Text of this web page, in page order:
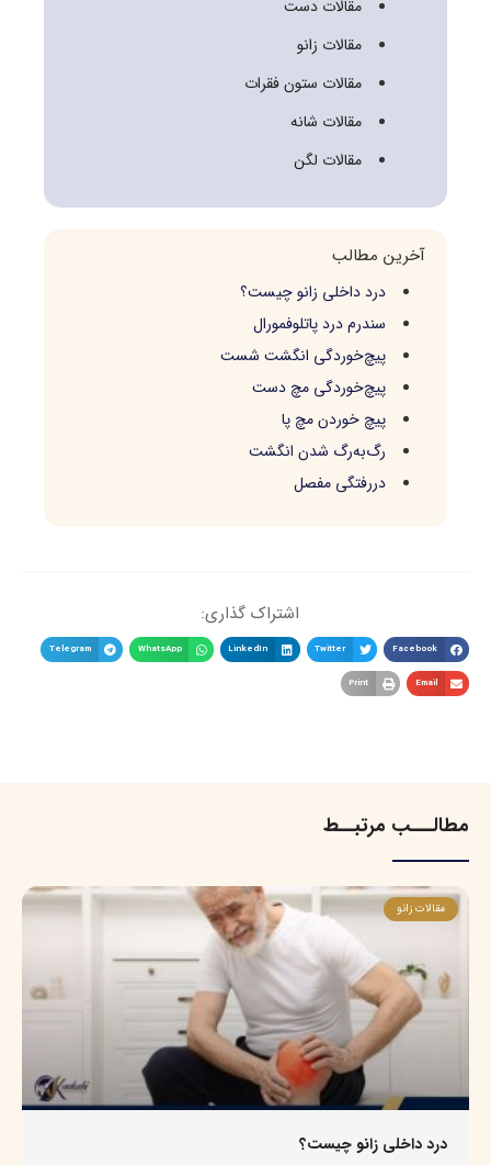
مقالات دست
مقالات زانو
مقالات ستون فقرات
مقالات شانه
مقالات لگن
آخرین مطالب
درد داخلی زانو چیست؟
سندرم درد پاتلوفمورال
پیچ‌خوردگی انگشت شست
پیچ‌خوردگی مچ دست
پیچ خوردن مچ پا
رگ‌به‌رگ شدن انگشت
دررفتگی مفصل
اشتراک گذاری:
Facebook
Twitter
LinkedIn
WhatsApp
Telegram
Email
Print
مطالـــب مرتبــط
مقالات زانو
درد داخلی زانو چیست؟